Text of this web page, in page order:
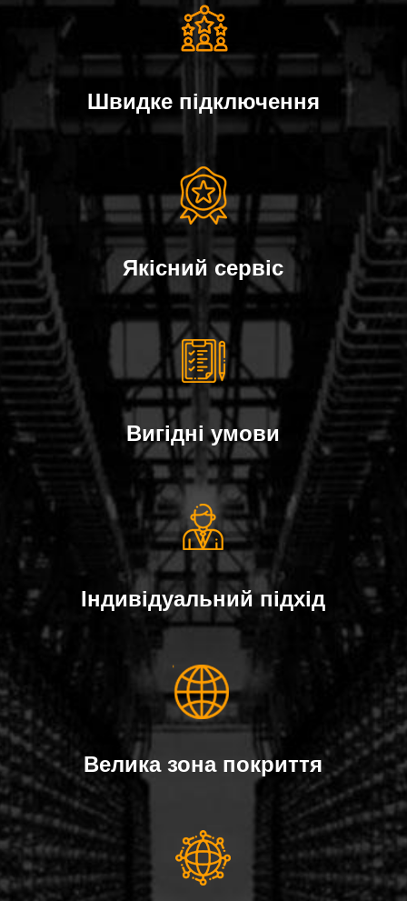
Швидке пiдключення
Якісний сервіс
Вигідні умови
Індивідуальний підхід
Велика зона покриття